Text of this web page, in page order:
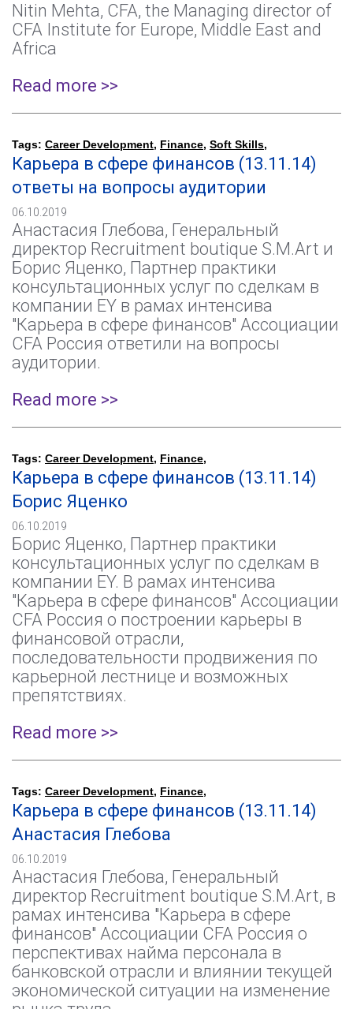
Nitin Mehta, CFA, the Managing director of
CFA Institute for Europe, Middle East and
Africa
Read more >>
Tags: Career Development, Finance, Soft Skills,
Карьера в сфере финансов (13.11.14)
ответы на вопросы аудитории
06.10.2019
Анастасия Глебова, Генеральный
директор Recruitment boutique S.M.Art и
Борис Яценко, Партнер практики
консультационных услуг по сделкам в
компании EY в рамах интенсива
"Карьера в сфере финансов" Ассоциации
CFA Россия ответили на вопросы
аудитории.
Read more >>
Tags: Career Development, Finance,
Карьера в сфере финансов (13.11.14)
Борис Яценко
06.10.2019
Борис Яценко, Партнер практики
консультационных услуг по сделкам в
компании EY. В рамах интенсива
"Карьера в сфере финансов" Ассоциации
CFA Россия о построении карьеры в
финансовой отрасли,
последовательности продвижения по
карьерной лестнице и возможных
препятствиях.
Read more >>
Tags: Career Development, Finance,
Карьера в сфере финансов (13.11.14)
Анастасия Глебова
06.10.2019
Анастасия Глебова, Генеральный
директор Recruitment boutique S.M.Art, в
рамах интенсива "Карьера в сфере
финансов" Ассоциации CFA Россия о
перспективах найма персонала в
банковской отрасли и влиянии текущей
экономической ситуации на изменение